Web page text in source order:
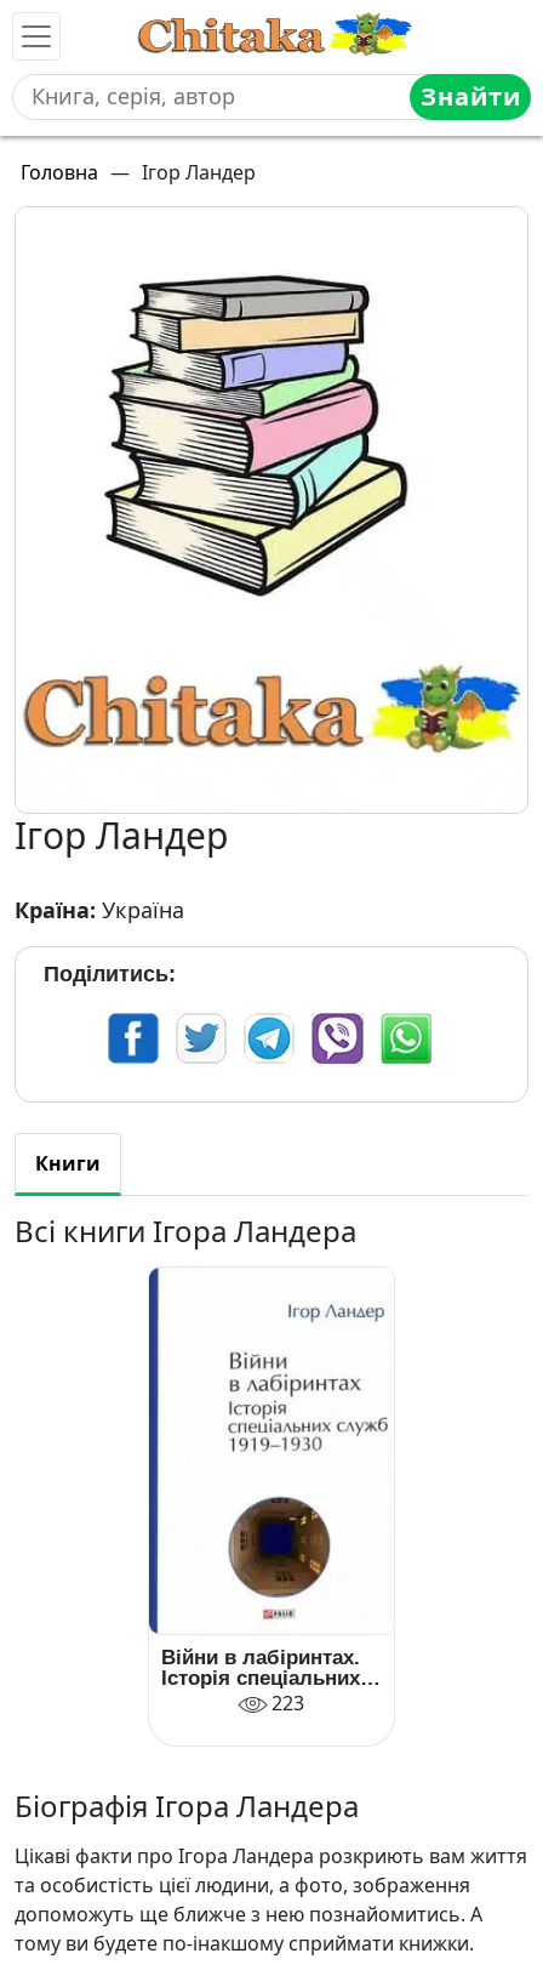
Знайти
Головна — Ігор Ландер
Ігор Ландер
Країна: Україна
Поділитись:
Книги
Всі книги Ігора Ландера
Війни в лабіринтах.
Історія спеціальних
служб. 1919—1930
223
Біографія Ігора Ландера
Цікаві факти про Ігора Ландера розкриють вам життя
та особистість цієї людини, а фото, зображення
допоможуть ще ближче з нею познайомитись. А
тому ви будете по-інакшому сприймати книжки.